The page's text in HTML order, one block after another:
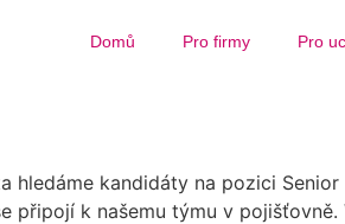
Domů Pro firmy Pro
hledáme kandidáty na pozici
připojí k našemu týmu v